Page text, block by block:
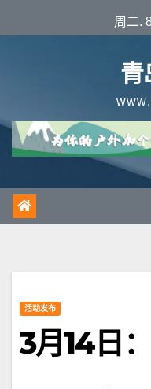
至
周二.
青
活动发布
3月14日